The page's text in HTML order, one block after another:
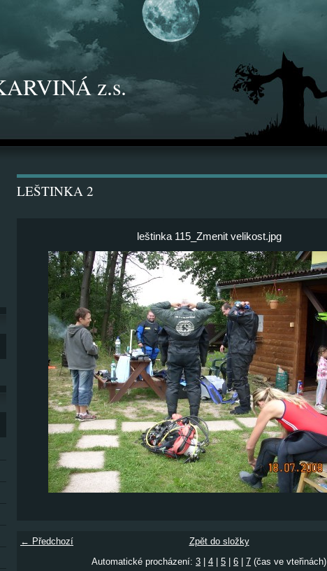
z.s.
LEŠTINKA 2
leštinka 115_Zmenit velikost.jpg
← Předchozí
Zpět do složky
Automatické procházení: 3 4 5 6 7 (čas ve vteřinách)